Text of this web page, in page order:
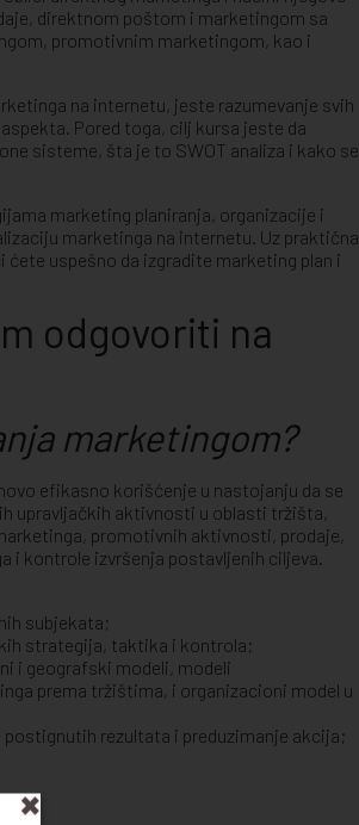
direktnom poštom i marketingom sa
promotivnim marketingom, kao i
na internetu, jeste razumevanje svih
Pored toga, cilj kursa jeste da
sisteme, šta je to SWOT analiza i kako se
marketing planiranja, organizacije i
marketinga na internetu. Uz praktična
uspešno da izgradite marketing plan i
odgovoriti na
marketingom?
efikasno korišćenje u nastojanju da se
upravljačkih aktivnosti u oblasti tržišta,
promotivnih aktivnosti, prodaje,
i kontrole izvršenja postavljenih ciljeva.
subjekata;
strategija, taktika i kontrola;
i geografski modeli, modeli
prema tržištima, i organizacioni model u
rezultata i preduzimanje akcija;